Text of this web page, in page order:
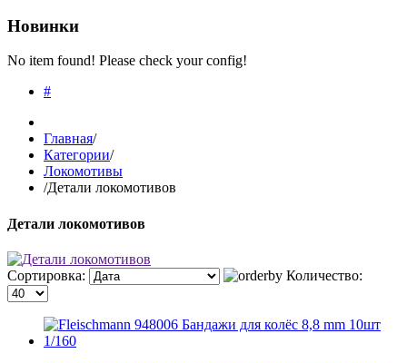
Новинки
No item found! Please check your config!
#
Главная/
Категории/
Локомотивы
/Детали локомотивов
Детали локомотивов
Сортировка: Количество: